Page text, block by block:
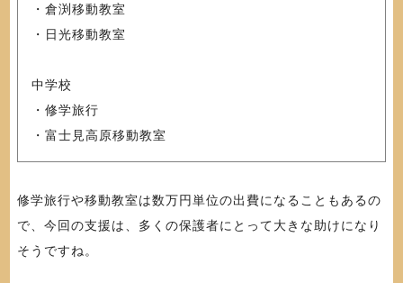
・倉渕移動教室
・日光移動教室
中学校
・修学旅行
・富士見高原移動教室
修学旅行や移動教室は数万円単位の出費になることもあるの
で、今回の支援は、多くの保護者にとって大きな助けになり
そうですね。